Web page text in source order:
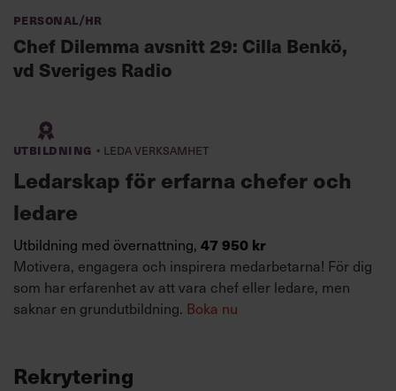
Personal/HR
Chef Dilemma avsnitt 29: Cilla Benkö,
vd Sveriges Radio
Utbildning · Leda verksamhet
Ledarskap för erfarna chefer och
ledare
Utbildning med övernattning, 47 950 kr
Motivera, engagera och inspirera medarbetarna! För dig
som har erfarenhet av att vara chef eller ledare, men
saknar en grundutbildning. Boka nu
Rekrytering